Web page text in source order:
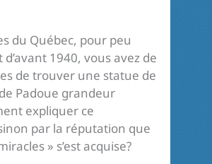
du Québec, pour peu
d’avant 1940, vous avez de
de trouver une statue de
Padoue grandeur
expliquer ce
par la réputation que
» s’est acquise?